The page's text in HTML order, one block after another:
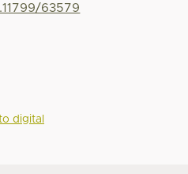
63579
digital